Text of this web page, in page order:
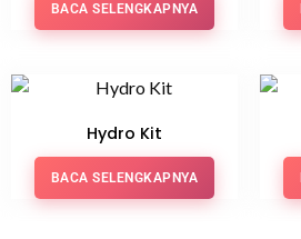
BACA SELENGKAPNYA
Hydro Kit
BACA SELENGKAPNYA